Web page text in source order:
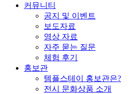
커뮤니티
공지 및 이벤트
보도자료
영상 자료
자주 묻는 질문
체험 후기
홍보관
템플스테이 홍보관은?
전시 문화상품 소개